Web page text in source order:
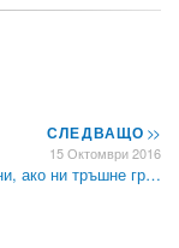
СЛЕДВАЩО>>
15 Октомври 2016
ако ни тръшне гр…